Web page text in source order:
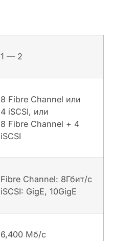
1 — 2
8 Fibre Channel или
4 iSCSI, или
8 Fibre Channel + 4
iSCSI
Fibre Channel: 8Гбит/с
iSCSI: GigE, 10GigE
6,400 Мб/с